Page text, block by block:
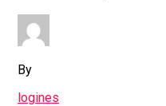
By
logines